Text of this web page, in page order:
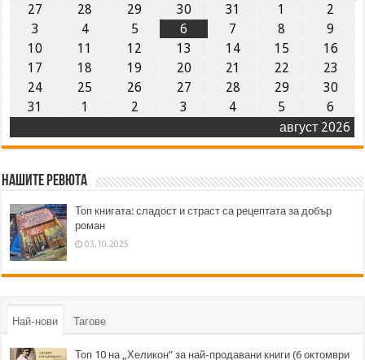
август 2026
27 28 29 30 31 1
2
3
4 5 6 7 8
9
10
11 12 13 14 15
16
17
18 19 20 21 22
23
24
25 26 27 28 29
30
31
1 2 3 4 5 6
Нашите ревюта
Топ книгата: сладост и страст са рецептата за добър
роман
03.10.2025
Най-нови Тагове
Топ 10 на „Хеликон” за най-продавани книги (6 октомври